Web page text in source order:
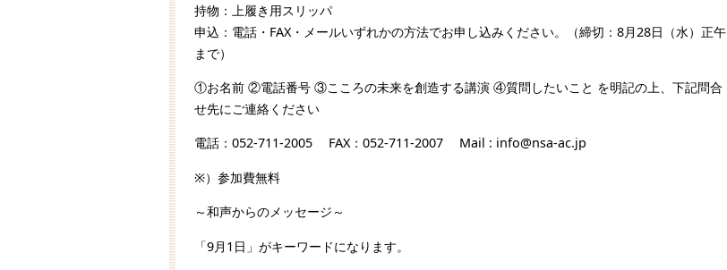
持物：上履き用スリッパ
申込：電話・FAX・メールいずれかの方法でお申し込みください。（締切：8月28日（水）正午
まで）
①お名前 ②電話番号 ③こころの未来を創造する講演 ④質問したいこと を明記の上、下記問合
せ先にご連絡ください
電話：052-711-2005 FAX：052-711-2007 Mail : info@nsa-ac.jp
※）参加費無料
～和声からのメッセージ～
「9月1日」がキーワードになります。